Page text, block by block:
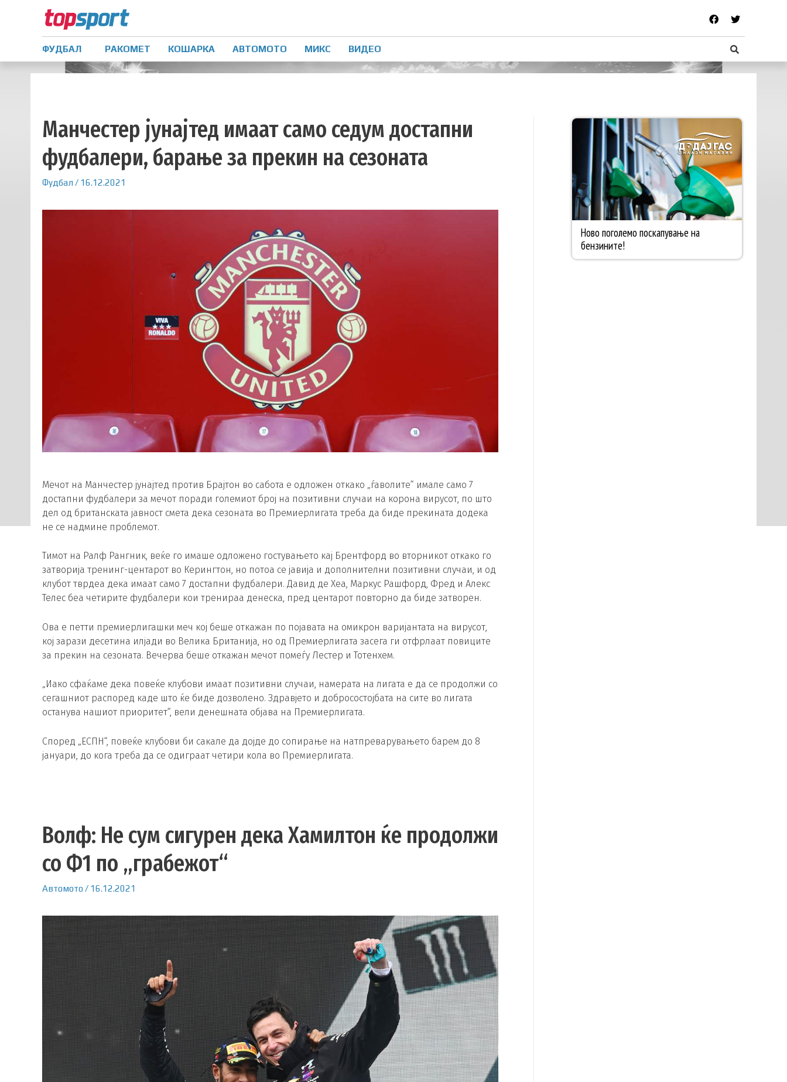
ФУДБАЛ РАКОМЕТ КОШАРКА АВТОМОТО МИКС ВИДЕО
Манчестер јунајтед имаат само седум достапни
фудбалери, барање за прекин на сезоната
Фудбал / 16.12.2021
Мечот на Манчестер јунајтед против Брајтон во сабота е одложен откако „ѓаволите“ имале само 7
достапни фудбалери за мечот поради големиот број на позитивни случаи на корона вирусот, по што
дел од британската јавност смета дека сезоната во Премиерлигата треба да биде прекината додека
не се надмине проблемот.
Тимот на Ралф Рангник, веќе го имаше одложено гостувањето кај Брентфорд во вторникот откако го
затворија тренинг-центарот во Керингтон, но потоа се јавија и дополнителни позитивни случаи, и од
клубот тврдеа дека имаат само 7 достапни фудбалери. Давид де Хеа, Маркус Рашфорд, Фред и Алекс
Телес беа четирите фудбалери кои тренираа денеска, пред центарот повторно да биде затворен.
Ова е петти премиерлигашки меч кој беше откажан по појавата на омикрон варијантата на вирусот,
кој зарази десетина илјади во Велика Британија, но од Премиерлигата засега ги отфрлаат повиците
за прекин на сезоната. Вечерва беше откажан мечот помеѓу Лестер и Тотенхем.
„Иако сфаќаме дека повеќе клубови имаат позитивни случаи, намерата на лигата е да се продолжи со
сегашниот распоред каде што ќе биде дозволено. Здравјето и добросостојбата на сите во лигата
останува нашиот приоритет“, вели денешната објава на Премиерлигата.
Според „ЕСПН“, повеќе клубови би сакале да дојде до сопирање на натпреварувањето барем до 8
јануари, до кога треба да се одиграат четири кола во Премиерлигата.
Волф: Не сум сигурен дека Хамилтон ќе продолжи
со Ф1 по „грабежот“
Автомото / 16.12.2021